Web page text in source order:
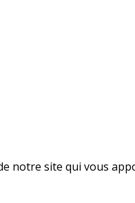
notre site qui vous